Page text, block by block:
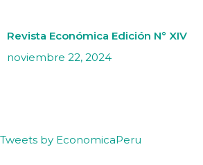
Revista Económica Edición N° XIV
noviembre 22, 2024
Tweets by EconomicaPeru